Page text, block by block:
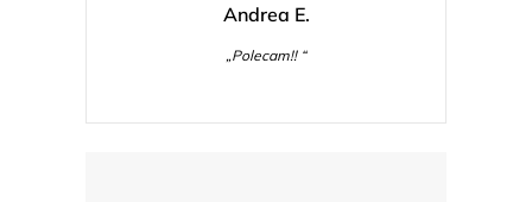
Andrea E.
„Polecam!! “